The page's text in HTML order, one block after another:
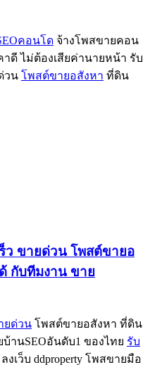
คอนโด จ้างโพสขายคอน
ดี ไม่ต้องเสียค่านายหน้า รับ
วน โพสต์ขายอสังหา ที่ดิน
ว ขายด่วน โพสต์ขายอ
กับทีมงาน ขาย
ยด่วน โพสต์ขายอสังหา ที่ดิน
านSEOอันดับ1 ของไทย รับ
เว็บ ddproperty โพสขายมือ